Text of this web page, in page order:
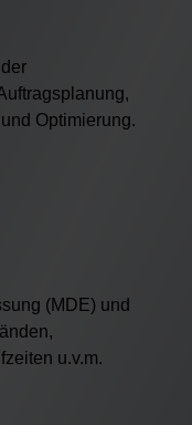
Optimierung.
(MDE) und
u.v.m.